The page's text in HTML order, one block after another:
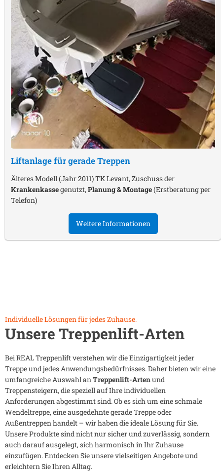
Liftanlage für gerade Treppen
Älteres Modell (Jahr 2011) TK Levant, Zuschuss der
Krankenkassegenutzt,Planung & Montage(Erstberatung per
Telefon)
Weitere Informationen
Individuelle Lösungen für jedes Zuhause.
Unsere Treppenlift-Arten
Bei REAL Treppenlift verstehen wir die Einzigartigkeit jeder
Treppe und jedes Anwendungsbedürfnisses. Daher bieten wir eine
umfangreiche Auswahl anTreppenlift-Artenund
Treppensteigern, die speziell auf Ihre individuellen
Anforderungen abgestimmt sind. Ob es sich um eine schmale
Wendeltreppe, eine ausgedehnte gerade Treppe oder
Außentreppen handelt – wir haben die ideale Lösung für Sie.
Unsere Produkte sind nicht nur sicher und zuverlässig, sondern
auch darauf ausgelegt, sich harmonisch in Ihr Zuhause
einzufügen. Entdecken Sie unsere vielseitigen Angebote und
erleichtern Sie Ihren Alltag.